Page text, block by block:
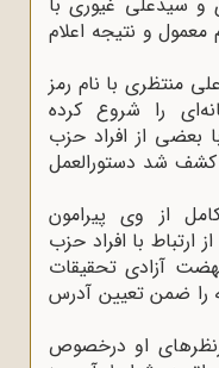
و نتیجه اعلام
منتظری با نام رمز
را شروع کرده
بعضی از افراد حزب
کشف شد دستورالعمل
از وی پیرامون
ارتباط با افراد حزب
آزادی تحقیقات
را ضمن تعیین آدرس
او درخصوص